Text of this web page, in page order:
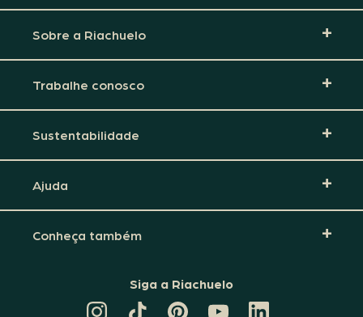
Sobre a Riachuelo
Trabalhe conosco
Sustentabilidade
Ajuda
Conheça também
Siga a Riachuelo
CANAL